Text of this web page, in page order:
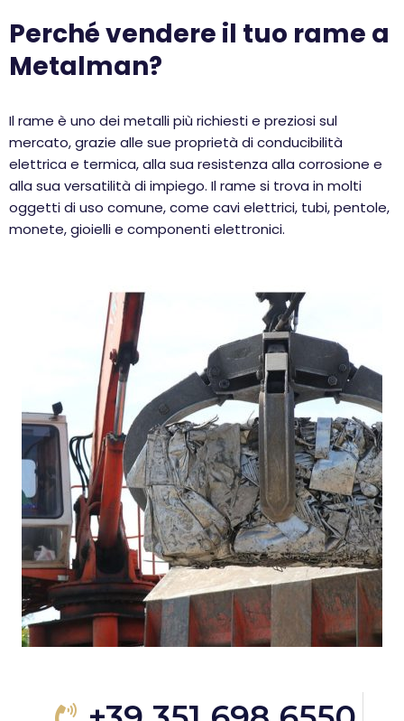
Perché vendere il tuo rame a
Metalman?
Il rame è uno dei metalli più richiesti e preziosi sul
mercato, grazie alle sue proprietà di conducibilità
elettrica e termica, alla sua resistenza alla corrosione e
alla sua versatilità di impiego. Il rame si trova in molti
oggetti di uso comune, come cavi elettrici, tubi, pentole,
monete, gioielli e componenti elettronici.